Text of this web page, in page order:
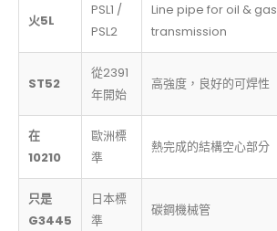
火5L
PSL1 /
PSL2
Line pipe for oil & gas
transmission
ST52
從2391
年開始
高強度，良好的可焊性
在
10210
歐洲標
準
熱完成的結構空心部分
只是
G3445
日本標
準
碳鋼機械管